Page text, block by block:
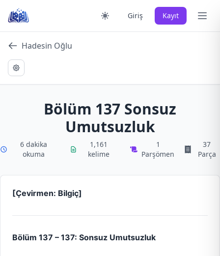
content
Giriş Kayıt Ana
Hadesin Oğlu
Bölüm 137 Sonsuz
Umutsuzluk
6 dakika
okuma
1,161
kelime
1
Parşömen
37
Parça
[Çevirmen: Bilgiç]
Bölüm 137 – 137: Sonsuz Umutsuzluk